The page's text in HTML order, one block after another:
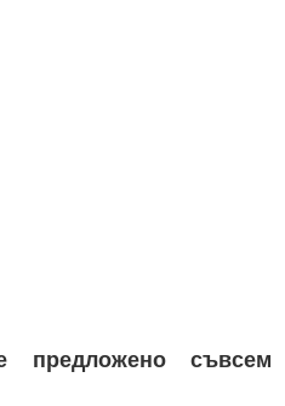
предложено съвсем